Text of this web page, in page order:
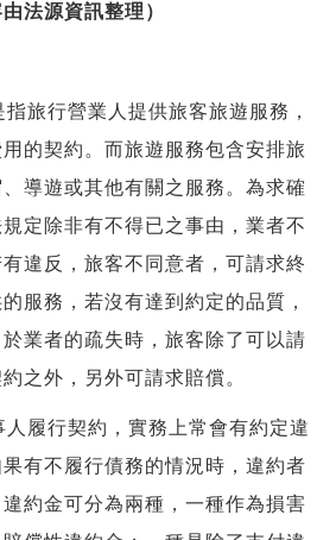
法源資訊整理）
旅行營業人提供旅客旅遊服務，
的契約。而旅遊服務包含安排旅
導遊或其他有關之服務。為求確
定除非有不得已之事由，業者不
違反，旅客不同意者，可請求終
服務，若沒有達到約定的品質，
業者的疏失時，旅客除了可以請
之外，另外可請求賠償。
履行契約，實務上常會有約定違
有不履行債務的情況時，違約者
約金可分為兩種，一種作為損害